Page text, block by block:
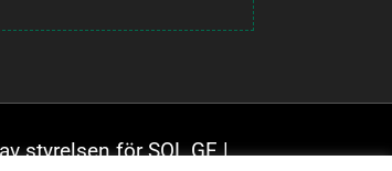
styrelsen för SOL GF |